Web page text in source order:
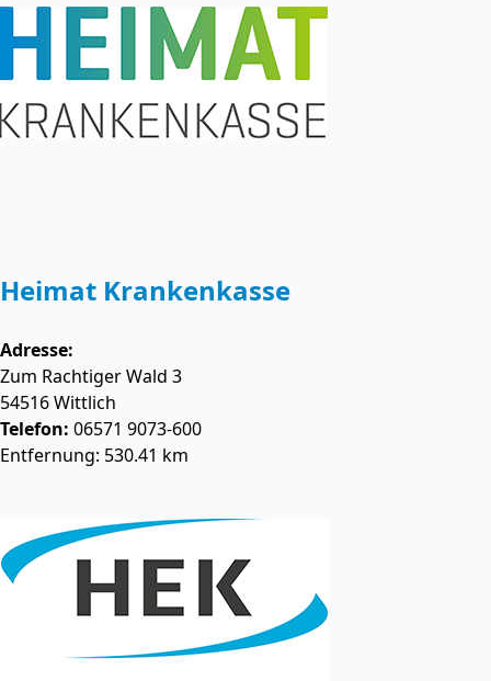
Heimat Krankenkasse
Adresse:
Zum Rachtiger Wald 3
54516Wittlich
Telefon: 06571 9073-600
Entfernung: 530.41 km